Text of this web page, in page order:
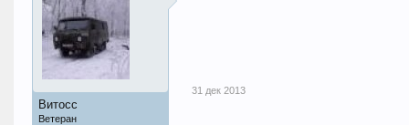
Витосс
Ветеран
31 дек 2013